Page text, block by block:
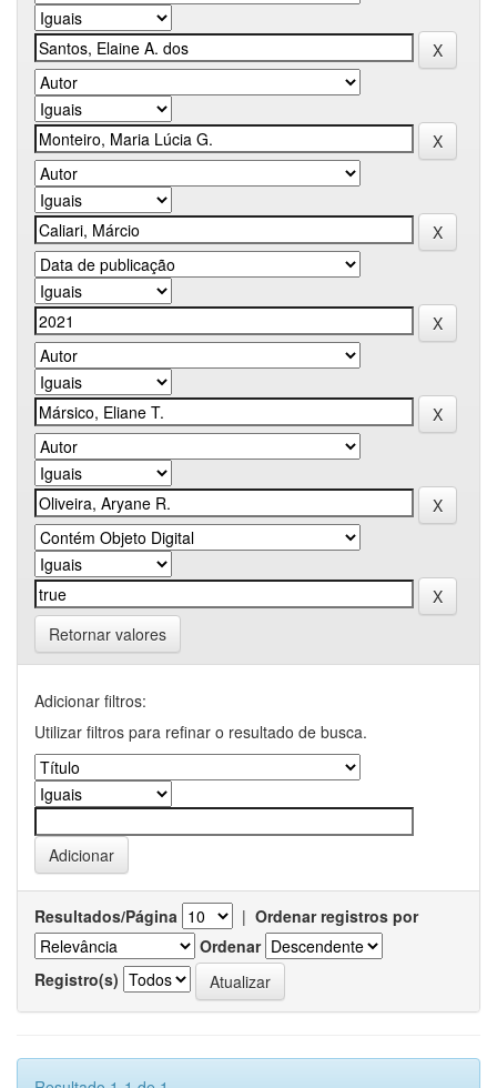
Retornar valores
Adicionar filtros:
Utilizar filtros para refinar o resultado de busca.
Resultados/Página | Ordenar registros por
Ordenar
Registro(s)